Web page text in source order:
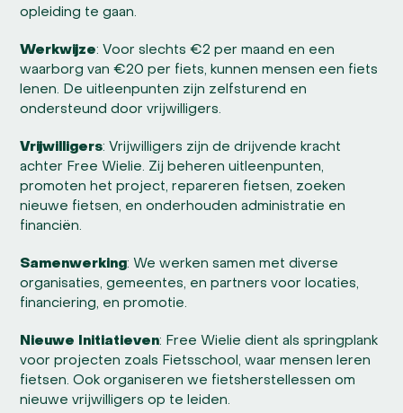
opleiding te gaan.
Werkwijze: Voor slechts €2 per maand en een
waarborg van €20 per fiets, kunnen mensen een fiets
lenen. De uitleenpunten zijn zelfsturend en
ondersteund door vrijwilligers.
Vrijwilligers: Vrijwilligers zijn de drijvende kracht
achter Free Wielie. Zij beheren uitleenpunten,
promoten het project, repareren fietsen, zoeken
nieuwe fietsen, en onderhouden administratie en
financiën.
Samenwerking: We werken samen met diverse
organisaties, gemeentes, en partners voor locaties,
financiering, en promotie.
Nieuwe Initiatieven: Free Wielie dient als springplank
voor projecten zoals Fietsschool, waar mensen leren
fietsen. Ook organiseren we fietsherstellessen om
nieuwe vrijwilligers op te leiden.